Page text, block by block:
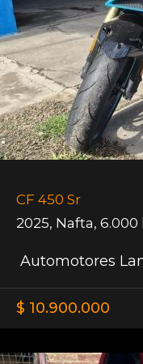
CF 450 Sr
2025, Nafta, 6.000
Automotores
$ 10.900.000